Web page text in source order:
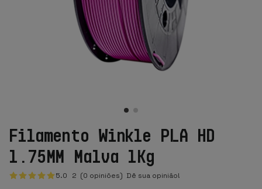
Filamento Winkle PLA HD
1.75MM Malva 1Kg
5.0 2 (0 opiniões) Dê sua opinião!